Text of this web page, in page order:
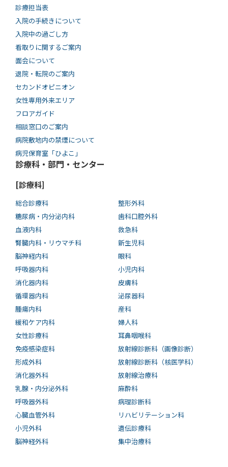
診療担当表
入院の手続きについて
入院中の過ごし方
看取りに関するご案内
面会について
退院・転院のご案内
セカンドオピニオン
女性専用外来エリア
フロアガイド
相談窓口のご案内
病院敷地内の禁煙について
病児保育室「ひよこ」
診療科・部門・センター
[診療科]
総合診療科
糖尿病・内分泌内科
血液内科
腎臓内科・リウマチ科
脳神経内科
呼吸器内科
消化器内科
循環器内科
腫瘍内科
緩和ケア内科
女性診療科
免疫感染症科
形成外科
消化器外科
乳腺・内分泌外科
呼吸器外科
心臓血管外科
小児外科
脳神経外科
整形外科
歯科口腔外科
救急科
新生児科
眼科
小児内科
皮膚科
泌尿器科
産科
婦人科
耳鼻咽喉科
放射線診断科（画像診断）
放射線診断科（核医学科）
放射線治療科
麻酔科
病理診断科
リハビリテーション科
遺伝診療科
集中治療科